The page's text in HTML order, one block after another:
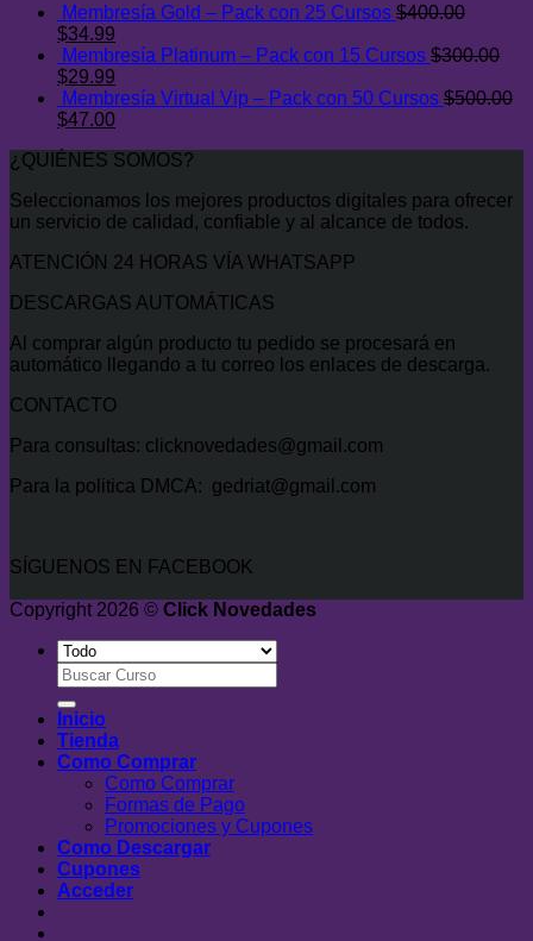
$500.00.$47.00.
Membresía Gold – Pack con 25 Cursos $400.00
El
precio
original
era:
$400.00.
$34.99
precio
es:
$34.99.
Membresía Platinum – Pack con 15 Cursos $300.00
El
precio
original
$300.00.
$29.99
precio
actual
$29.99.
Membresía Virtual Vip – Pack con 50 Cursos $500.00
El
original
$500.00.
$47.00El
actual
$47.00.
¿QUIÉNES SOMOS?
Seleccionamos los mejores productos digitales para ofrecer
un servicio de calidad, confiable y al alcance de todos.
ATENCIÓN 24 HORAS VÍA WHATSAPP
DESCARGAS AUTOMÁTICAS
Al comprar algún producto tu pedido se procesará en
automático llegando a tu correo los enlaces de descarga.
CONTACTO
Para consultas: clicknovedades@gmail.com
Para la politica DMCA: gedriat@gmail.com
SÍGUENOS EN FACEBOOK
Copyright 2026 © Click Novedades
Buscar
por:
Inicio
Tienda
Como Comprar
Como Comprar
Formas de Pago
Promociones y Cupones
Como Descargar
Cupones
Acceder